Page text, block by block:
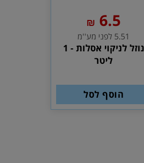
6.5
₪
5.51 לפני מע''מ
נוזל לניקוי אסלות - 1
ליטר
הוסף לסל